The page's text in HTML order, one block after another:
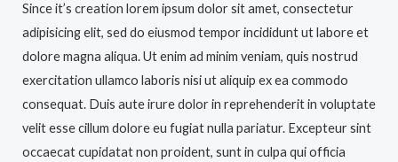
Since it’s creation lorem ipsum dolor sit amet, consectetur
adipisicing elit, sed do eiusmod tempor incididunt ut labore et
dolore magna aliqua. Ut enim ad minim veniam, quis nostrud
exercitation ullamco laboris nisi ut aliquip ex ea commodo
consequat. Duis aute irure dolor in reprehenderit in voluptate
velit esse cillum dolore eu fugiat nulla pariatur. Excepteur sint
occaecat cupidatat non proident, sunt in culpa qui officia